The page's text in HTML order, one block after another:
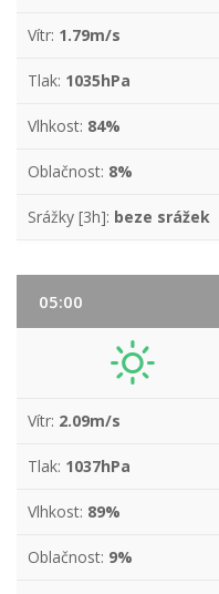
Vítr: 1.79m/s
Tlak: 1035hPa
Vlhkost: 84%
Oblačnost: 8%
Srážky [3h]: beze srážek
05:00
Vítr: 2.09m/s
Tlak: 1037hPa
Vlhkost: 89%
Oblačnost: 9%